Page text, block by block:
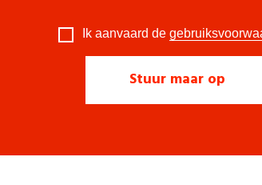
Ik aanvaard de